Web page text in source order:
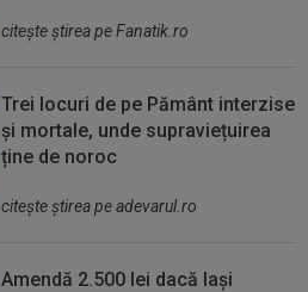
citeşte ştirea pe Fanatik.ro
Trei locuri de pe Pământ interzise
și mortale, unde supraviețuirea
ține de noroc
citeşte ştirea pe adevarul.ro
Amendă 2.500 lei dacă lași